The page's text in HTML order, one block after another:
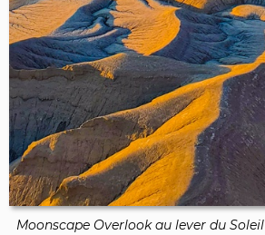
Moonscape Overlook au lever du Soleil